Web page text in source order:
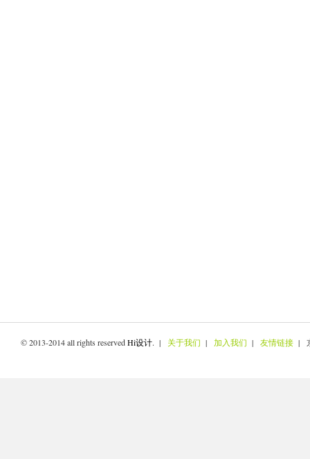
© 2013-2014 all rights reservedHi设计. | 关于我们 | 加入我们 | 友情链接 |